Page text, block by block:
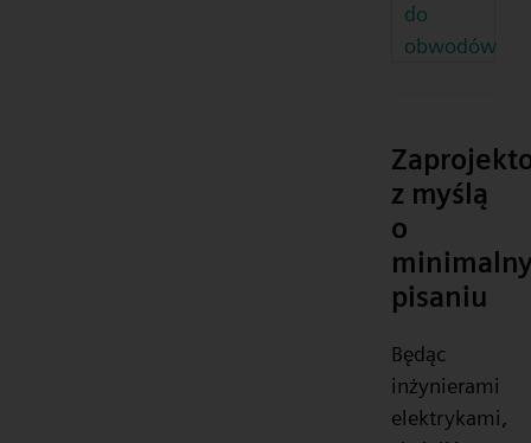
do
obwodów
z myślą
o
pisaniu
Będąc
inżynierami
elektrykami,